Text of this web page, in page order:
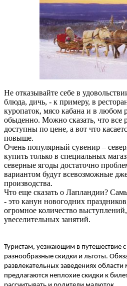
Не отказывайте себе в
блюда, дичь, - к примеру, в
куропаток, мясо кабана и в любом
обыденно. Можно сказать, что все
доступны по цене, а вот что
повыше.
Очень популярный сувенир –
купить только в специальных
северные ягоды достаточно
вариантом будут всевозможные
производства.
Что еще сказать о Лапландии?
- это канун новогодних
огромное количество
увеселительных занятий.
Туристам, уезжающим в путешествие
разнообразные скидки и льготы.
развлекательных заведениях
предлагаются неплохие скидки к